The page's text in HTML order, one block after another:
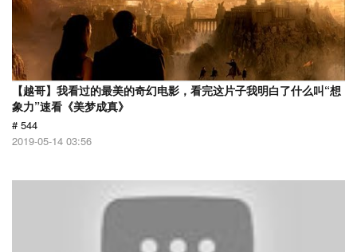
【越哥】我看过的最美的奇幻电影，看完这片子我明白了什么叫“想
象力”速看《美梦成真》
# 544
2019-05-14 03:56